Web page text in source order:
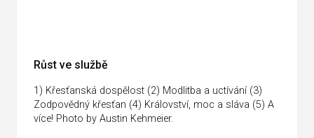
Růst ve službě
1) Křesťanská dospělost (2) Modlitba a uctívání (3)
Zodpovědný křesťan (4) Království, moc a sláva (5) A
více! Photo by Austin Kehmeier.